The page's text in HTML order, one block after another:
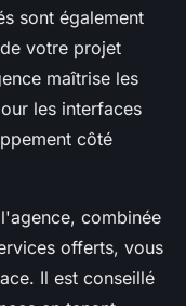
sont également
votre projet
maîtrise les
les interfaces
côté
combinée
offerts, vous
Il est conseillé